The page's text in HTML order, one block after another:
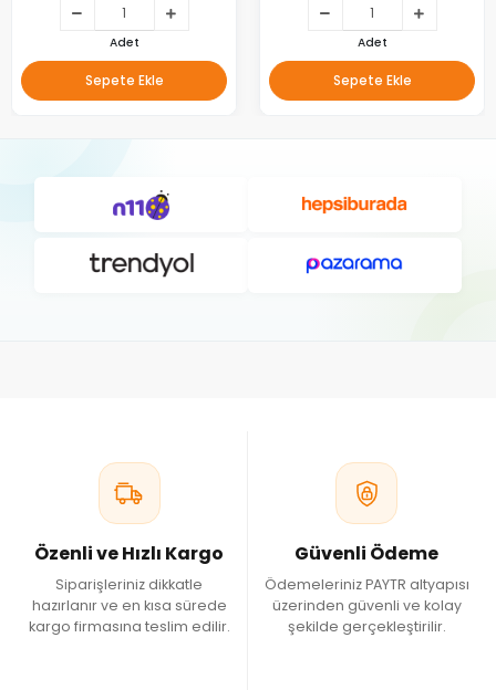
Adet
Sepete Ekle
Adet
Sepete Ekle
Özenli ve Hızlı Kargo
Siparişleriniz dikkatle
hazırlanır ve en kısa sürede
kargo firmasına teslim edilir.
Güvenli Ödeme
Ödemeleriniz PAYTR altyapısı
üzerinden güvenli ve kolay
şekilde gerçekleştirilir.